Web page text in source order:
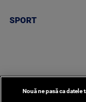
SPORT
Nouă ne pasă ca